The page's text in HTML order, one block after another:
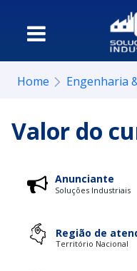
Home Engenharia
Valor do
Anunciante
Soluções Industriais
Região de
Território Nacional